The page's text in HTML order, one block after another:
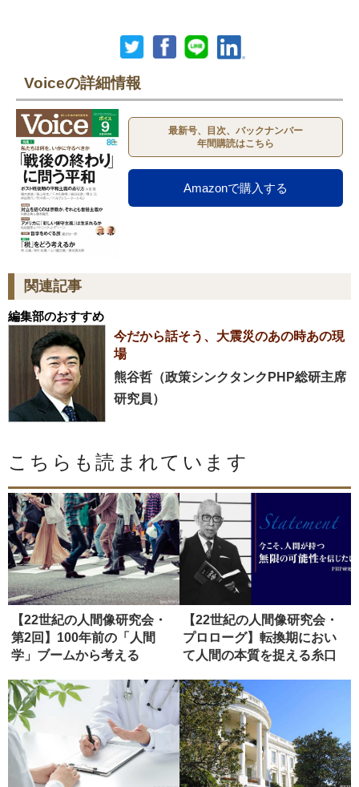
Voiceの詳細情報
最新号、目次、バックナンバー
年間購読はこちら
Amazonで購入する
関連記事
編集部のおすすめ
今だから話そう、大震災のあの時あの現
場
熊谷哲（政策シンクタンクPHP総研主席
研究員）
こちらも読まれています
【22世紀の人間像研究会・
第2回】100年前の「人間
学」ブームから考える
【22世紀の人間像研究会・
プロローグ】転換期におい
て人間の本質を捉える糸口